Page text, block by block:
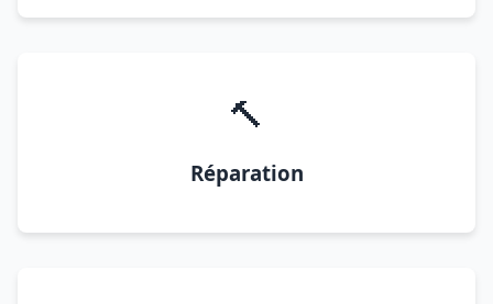
🔨
Réparation